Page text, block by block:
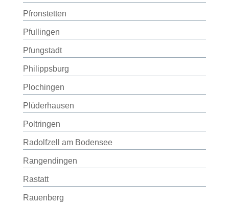
Pfronstetten
Pfullingen
Pfungstadt
Philippsburg
Plochingen
Plüderhausen
Poltringen
Radolfzell am Bodensee
Rangendingen
Rastatt
Rauenberg